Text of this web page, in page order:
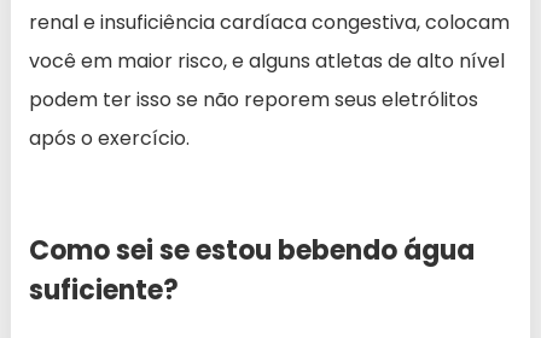
renal e insuficiência cardíaca congestiva, colocam
você em maior risco, e alguns atletas de alto nível
podem ter isso se não reporem seus eletrólitos
após o exercício.
Como sei se estou bebendo água
suficiente?